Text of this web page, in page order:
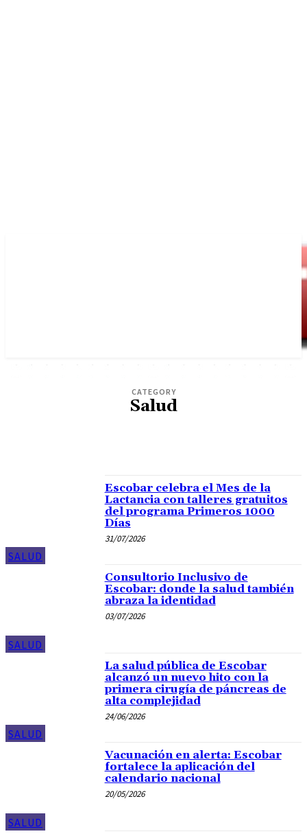
CATEGORY
Salud
SALUD
Escobar celebra el Mes de la
Lactancia con talleres gratuitos
del programa Primeros 1000
Días
31/07/2026
SALUD
Consultorio Inclusivo de
Escobar: donde la salud también
abraza la identidad
03/07/2026
SALUD
La salud pública de Escobar
alcanzó un nuevo hito con la
primera cirugía de páncreas de
alta complejidad
24/06/2026
SALUD
Vacunación en alerta: Escobar
fortalece la aplicación del
calendario nacional
20/05/2026